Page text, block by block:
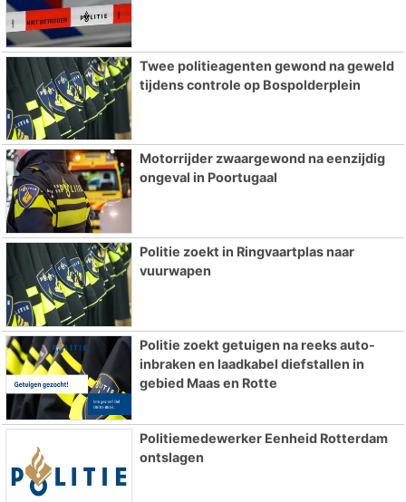
Twee politieagenten gewond na geweld
tijdens controle op Bospolderplein
Motorrijder zwaargewond na eenzijdig
ongeval in Poortugaal
Politie zoekt in Ringvaartplas naar
vuurwapen
Politie zoekt getuigen na reeks auto-
inbraken en laadkabel diefstallen in
gebied Maas en Rotte
Politiemedewerker Eenheid Rotterdam
ontslagen